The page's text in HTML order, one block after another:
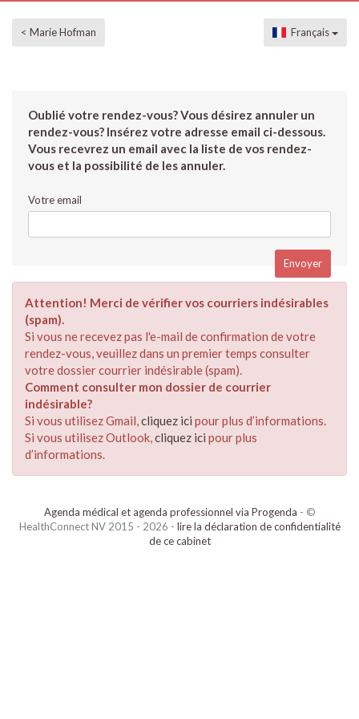
< Marie Hofman Français
Oublié votre rendez-vous? Vous désirez annuler un
rendez-vous? Insérez votre adresse email ci-dessous.
Vous recevrez un email avec la liste de vos rendez-
vous et la possibilité de les annuler.
Votre email
Attention! Merci de vérifier vos courriers indésirables
(spam).
Si vous ne recevez pas l'e-mail de confirmation de votre
rendez-vous, veuillez dans un premier temps consulter
votre dossier courrier indésirable (spam).
Comment consulter mon dossier de courrier
indésirable?
Si vous utilisez Gmail,cliquez ici pour plus d’informations.
Si vous utilisez Outlook,cliquez ici pour plus
d’informations.
Agenda médical et agenda professionnel via Progenda - ©
HealthConnect NV 2015 - 2026 - lire la déclaration de confidentialité
de ce cabinet